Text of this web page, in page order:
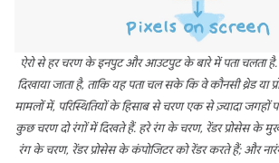
ऐरो से हर चरण के इनपुट और आउटपुट के बारे में पता चलता
दिखाया जाता है, ताकि यह पता चल सके कि वे कौनसी थ्रेड या
मामलों में, परिस्थितियों के हिसाब से चरण एक से ज़्यादा जगहों
कुछ चरण दो रंगों में दिखते हैं. हरे रंग के चरण, रेंडर प्रोसेस के
रंग के चरण, रेंडर प्रोसेस के कंपोजिटर को रेंडर करते हैं; और